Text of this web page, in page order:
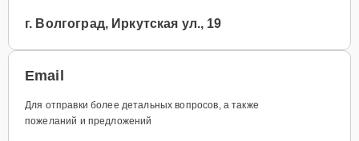
г. Волгоград, Иркутская ул., 19
Email
Для отправки более детальных вопросов, а также
пожеланий и предложений